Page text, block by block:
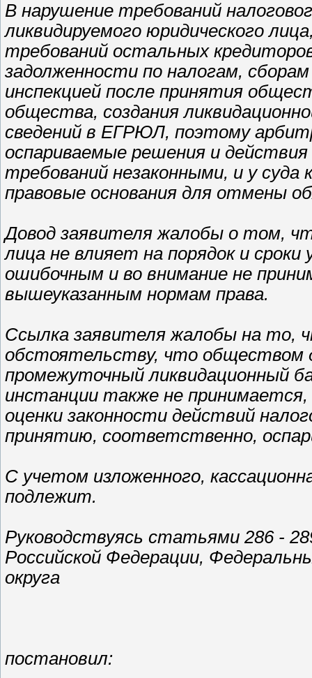
В нарушение требований
ликвидируемого юридического
требований остальных
задолженности по налогам,
инспекцией после принятия
общества, создания
сведений в ЕГРЮЛ, поэтому
оспариваемые решения и
требований незаконными, и у
правовые основания для отмены
Довод заявителя жалобы о том,
лица не влияет на порядок и
ошибочным и во внимание не
вышеуказанным нормам права.
Ссылка заявителя жалобы на то,
обстоятельству, что обществом
промежуточный ликвидационный
инстанции также не принимается,
оценки законности действий
принятию, соответственно,
С учетом изложенного,
подлежит.
Руководствуясь статьями 286 -
Российской Федерации,
округа
постановил: